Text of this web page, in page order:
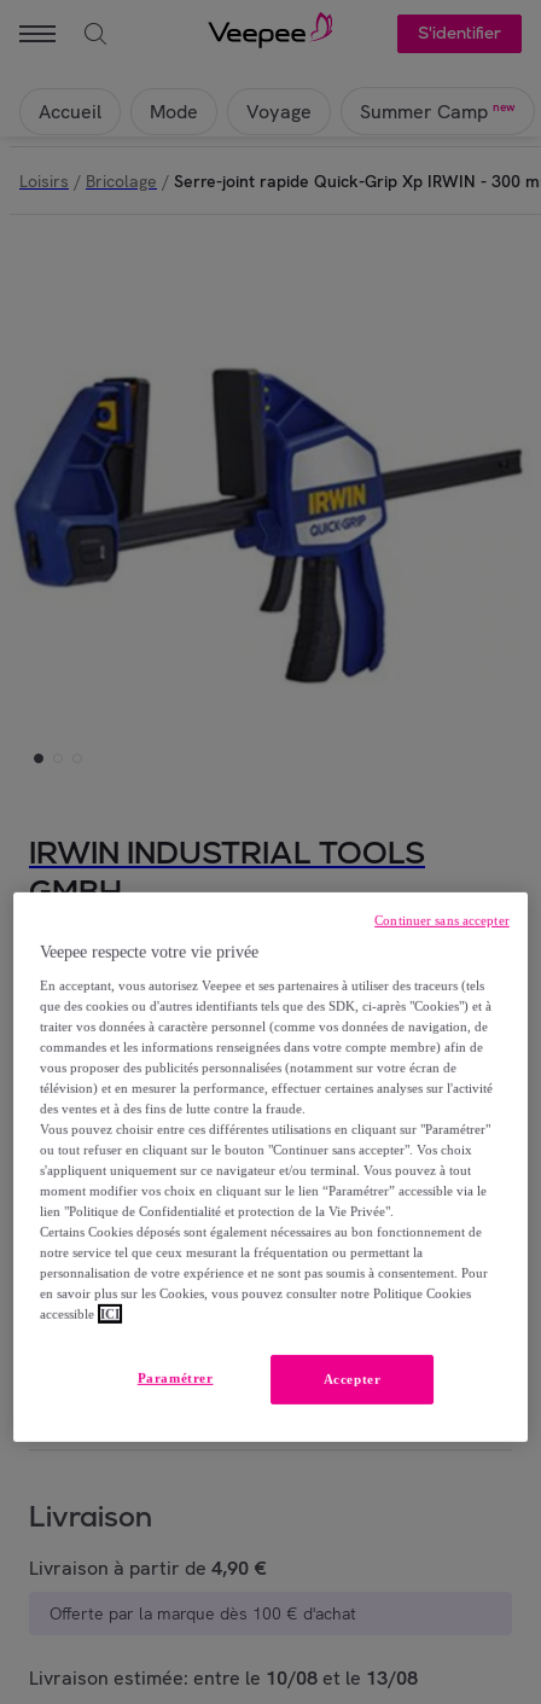
S'identifier
Accueil Mode Voyage Summer Camp new
Loisirs / Bricolage / Serre-joint rapide Quick-Grip Xp IRWIN - 300
IRWIN INDUSTRIAL TOOLS
GMBH
Serre-joint rapide Quick-Grip Xp IRWIN -
300 mm - 250 Kg -10505943
Modèle : Serre-joint rapide Quick-Grip Xp
IRWIN - 300 mm - 250 Kg -10505943
36,61 €
53,20 €
-31%
Reprise possible de votre ancien produit,
voir les conditions.
Maxoutil
Livraison
Livraison à partir de 4,90 €
Offerte par la marque dès 100 € d'achat
Livraison estimée: entre le 10/08 et le 13/08
Veepee respecte votre vie privée
En acceptant, vous autorisez Veepee et ses partenaires à utiliser des traceurs (tels
que des cookies ou d'autres identifiants tels que des SDK, ci-après "Cookies") et à
traiter vos données à caractère personnel (comme vos données de navigation, de
commandes et les informations renseignées dans votre compte membre) afin de
vous proposer des publicités personnalisées (notamment sur votre écran de
télévision) et en mesurer la performance, effectuer certaines analyses sur l'activité
des ventes et à des fins de lutte contre la fraude.
Vous pouvez choisir entre ces différentes utilisations en cliquant sur "Paramétrer"
ou tout refuser en cliquant sur le bouton "Continuer sans accepter". Vos choix
s'appliquent uniquement sur ce navigateur et/ou terminal. Vous pouvez à tout
moment modifier vos choix en cliquant sur le lien “Paramétrer” accessible via le
lien "Politique de Confidentialité et protection de la Vie Privée".
Certains Cookies déposés sont également nécessaires au bon fonctionnement de
notre service tel que ceux mesurant la fréquentation ou permettant la
personnalisation de votre expérience et ne sont pas soumis à consentement. Pour
en savoir plus sur les Cookies, vous pouvez consulter notre Politique Cookies
accessible ICI
Accepter
Paramétrer
Continuer sans accepter